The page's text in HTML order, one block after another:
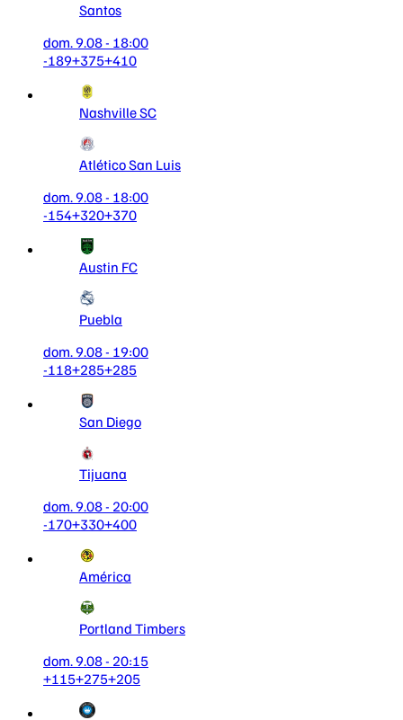
Santos
dom. 9.08 - 18:00
-189+375+410
Nashville SC
Atlético San Luis
dom. 9.08 - 18:00
-154+320+370
Austin FC
Puebla
dom. 9.08 - 19:00
-118+285+285
San Diego
Tijuana
dom. 9.08 - 20:00
-170+330+400
América
Portland Timbers
dom. 9.08 - 20:15
+115+275+205